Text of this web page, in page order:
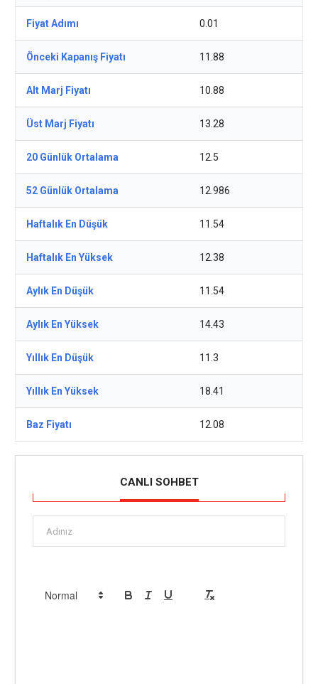
Fiyat Adımı 0.01
Önceki Kapanış Fiyatı 11.88
Alt Marj Fiyatı 10.88
Üst Marj Fiyatı 13.28
20 Günlük Ortalama 12.5
52 Günlük Ortalama 12.986
Haftalık En Düşük 11.54
Haftalık En Yüksek 12.38
Aylık En Düşük 11.54
Aylık En Yüksek 14.43
Yıllık En Düşük 11.3
Yıllık En Yüksek 18.41
Baz Fiyatı 12.08
CANLI SOHBET